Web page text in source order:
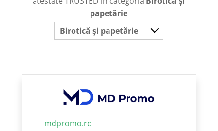
papetărie
Birotică și papetărie
mdpromo.ro